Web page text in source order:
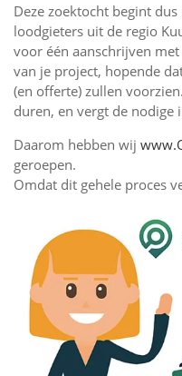
Deze zoektocht begint
loodgieters uit de regio
voor één aanschrijven
van je project, hopende
(en offerte) zullen
duren, en vergt de nodige
Daarom hebben wij
geroepen.
Omdat dit gehele proces